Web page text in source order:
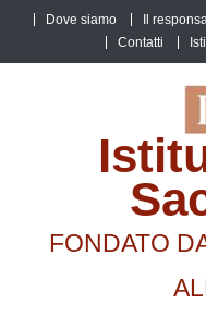
content
Dove siamo Il
Contatti
FONDATO